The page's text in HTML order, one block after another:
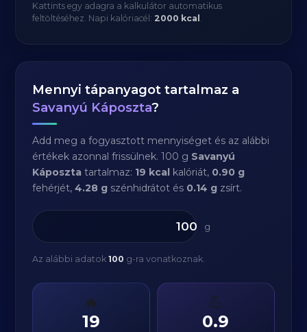
Kattints egy adagra a kalkulátor automatikus
feltöltéséhez. Napi kalóriacél: 2000 kcal .
Mennyi tápanyagot tartalmaz a
Savanyú Káposzta?
Add meg a fogyasztott mennyiséget és az alábbi
értékek azonnal frissülnek. 100 g Savanyú
Káposzta tartalmaz: 19 kcal kalóriát, 0.90 g
fehérjét,4.28 g szénhidrátot és 0.14 g zsírt.
g
Az alábbi adatok100 g-ra vonatkoznak.
🔥
19
💪
0.9